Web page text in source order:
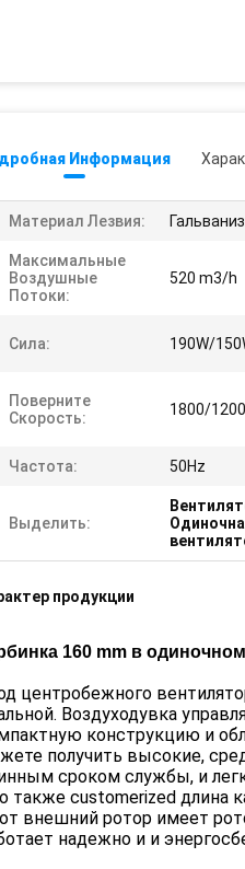
Информация
Материал Лезвия:
Максимальные
Воздушные
Потоки:
520 m3/h
Сила: 190W/
Поверните
Скорость:
1800/
Частота: 50Hz
Выделить:
продукции
160 mm в
центробежного
Воздуходувка
конструкцию и
получить высокие,
сроком службы, и
также customerized длина
внешний ротор имеет
надежно и и